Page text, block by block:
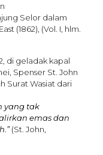
Selor dalam
(1862), (Vol. I, hlm.
di geladak kapal
Spenser St. John
Surat Wasiat dari
yang tak
emas dan
(St. John,